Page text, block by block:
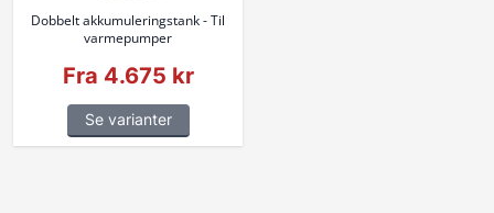
Dobbelt akkumuleringstank - Til
varmepumper
Fra 4.675 kr
Se varianter